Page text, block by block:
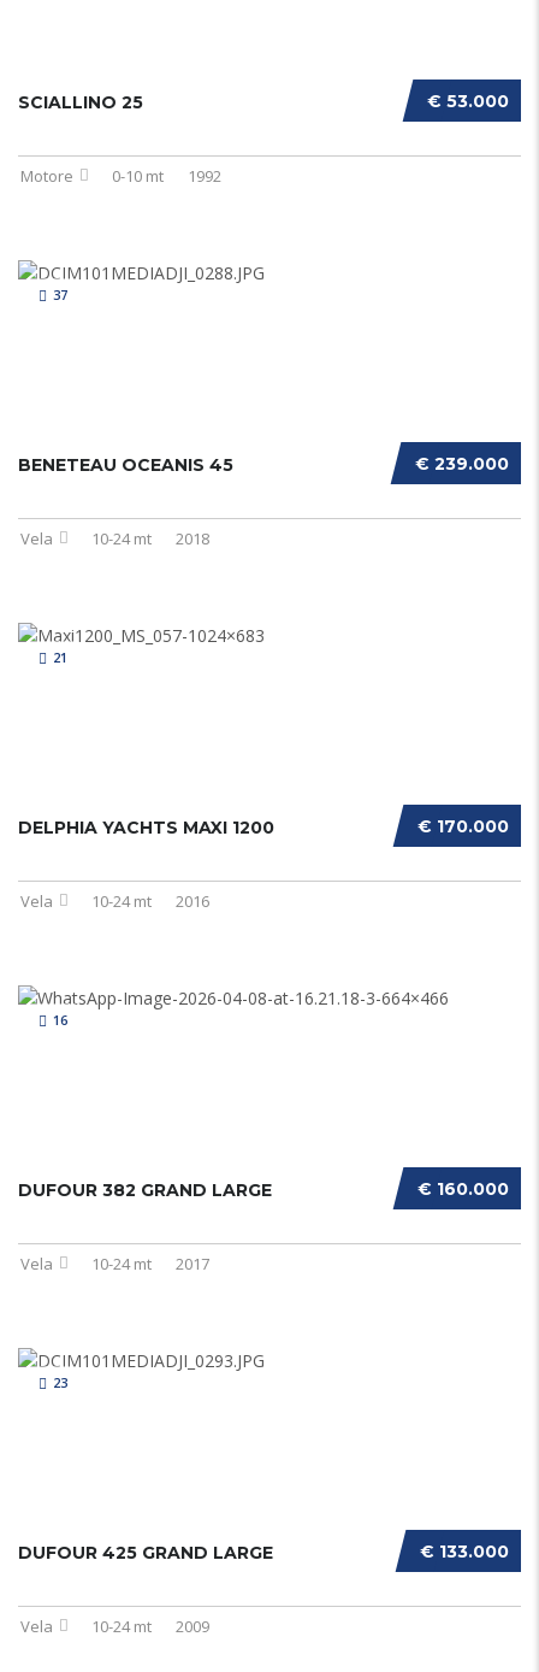
€ 53.000
SCIALLINO 25
Motore 0-10 mt 1992
37
€ 239.000
BENETEAU OCEANIS 45
Vela 10-24 mt 2018
21
€ 170.000
DELPHIA YACHTS MAXI 1200
Vela 10-24 mt 2016
16
€ 160.000
DUFOUR 382 GRAND LARGE
Vela 10-24 mt 2017
23
€ 133.000
DUFOUR 425 GRAND LARGE
Vela 10-24 mt 2009